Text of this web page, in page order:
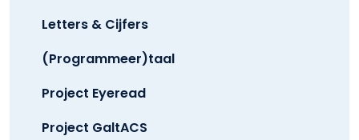
Letters & Cijfers
(Programmeer)taal
Project Eyeread
Project GaltACS